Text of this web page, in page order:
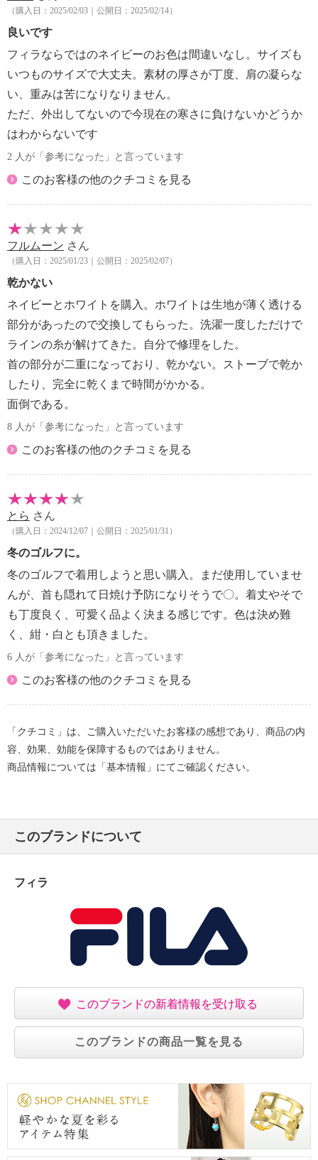
・無蛍光洗剤使用
【原産国（地）】
・中国製
※縫い付けタグに「ＦＩＬＡ ＧＯＬＦ」と記載あり
（購入日：2025/02/03｜公開日：2025/02/14）
良いです
フィラならではのネイビーのお色は間違いなし。サイズも
いつものサイズで大丈夫。素材の厚さが丁度、肩の凝らな
い、重みは苦になりなりません。
ただ、外出してないので今現在の寒さに負けないかどうか
はわからないです
2 人が「参考になった」と言っています
このお客様の他のクチコミを見る
フルムーン さん
（購入日：2025/01/23｜公開日：2025/02/07）
乾かない
ネイビーとホワイトを購入。ホワイトは生地が薄く透ける
部分があったので交換してもらった。洗濯一度しただけで
ラインの糸が解けてきた。自分で修理をした。
首の部分が二重になっており、乾かない。ストーブで乾か
したり、完全に乾くまで時間がかかる。
面倒である。
8 人が「参考になった」と言っています
このお客様の他のクチコミを見る
とら さん
（購入日：2024/12/07｜公開日：2025/01/31）
冬のゴルフに。
冬のゴルフで着用しようと思い購入。まだ使用していませ
んが、首も隠れて日焼け予防になりそうで〇。着丈やそで
も丁度良く、可愛く品よく決まる感じです。色は決め難
く、紺・白とも頂きました。
6 人が「参考になった」と言っています
このお客様の他のクチコミを見る
「クチコミ」は、ご購入いただいたお客様の感想であり、商品の内
容、効果、効能を保障するものではありません。
商品情報については「基本情報」にてご確認ください。
このブランドについて
フィラ
このブランドの新着情報を受け取る
このブランドの商品一覧を見る